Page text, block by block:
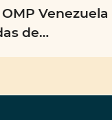
Venezuela
de